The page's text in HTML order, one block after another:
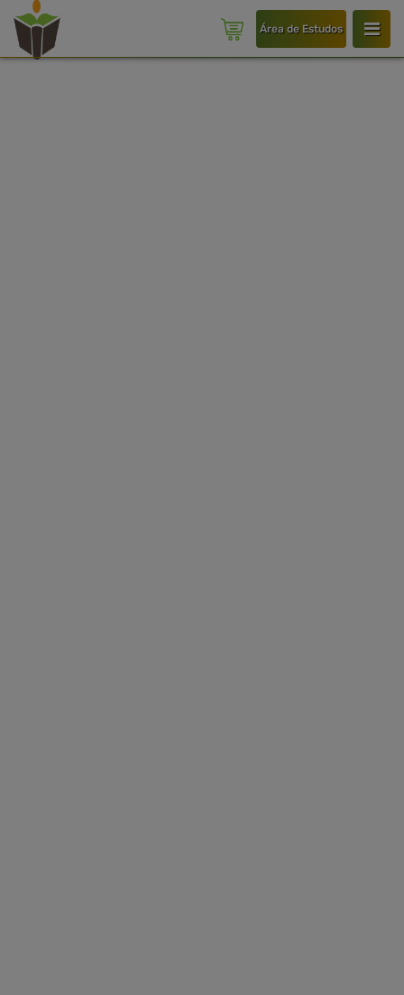
Área de Estudos